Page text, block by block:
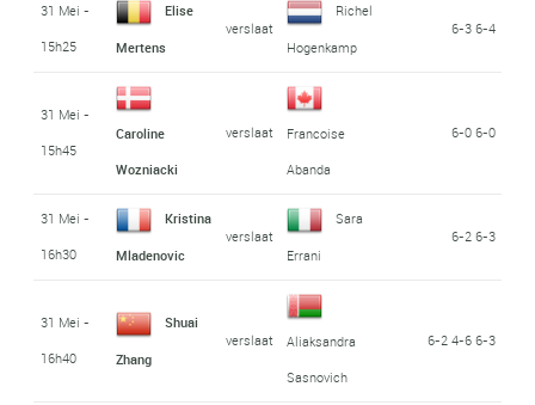
31 Mei -
15h25
Elise
Mertens
verslaat
Richel
Hogenkamp
6-3 6-4
31 Mei -
15h45
Caroline
Wozniacki
verslaat
Francoise
Abanda
6-0 6-0
31 Mei -
16h30
Kristina
Mladenovic
verslaat
Sara
Errani
6-2 6-3
31 Mei -
16h40
Shuai
Zhang
verslaat
Aliaksandra
Sasnovich
6-2 4-6 6-3